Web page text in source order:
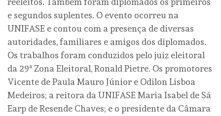
e segundos suplentes. O evento ocorreu na
UNIFASE e contou com a presença de diversas
autoridades, familiares e amigos dos diplomados.
Os trabalhos foram conduzidos pelo juiz eleitoral
da 29ª Zona Eleitoral, Ronald Pietre. Os promotores
Vicente de Paula Mauro Júnior e Odilon Lisboa
Medeiros; a reitora da UNIFASE Maria Isabel de Sá
Earp de Resende Chaves; e o presidente da Câmara